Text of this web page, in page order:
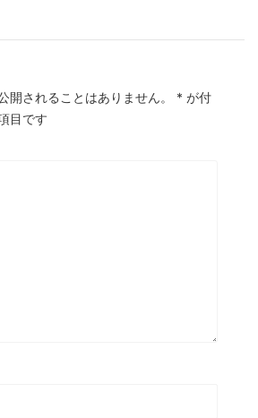
開されることはありません。 * が付
目です